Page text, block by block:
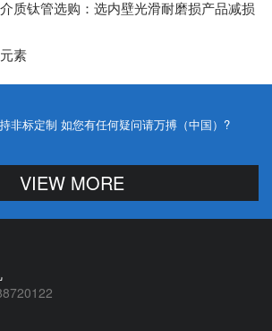
质钛管选购：选内壁光滑耐磨损产品减损
素
非标定制 如您有任何疑问请万搏（中国）?
VIEW MORE